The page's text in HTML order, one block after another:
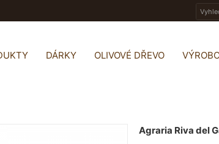
DÁRKY OLIVOVÉ DŘEVO
Agraria Riva del